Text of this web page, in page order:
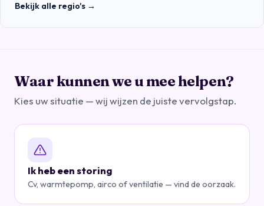
Bekijk alle regio's →
Waar kunnen we u mee helpen?
Kies uw situatie — wij wijzen de juiste vervolgstap.
Ik heb een storing
Cv, warmtepomp, airco of ventilatie — vind de oorzaak.